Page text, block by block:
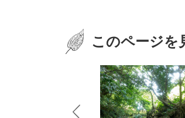
このページを